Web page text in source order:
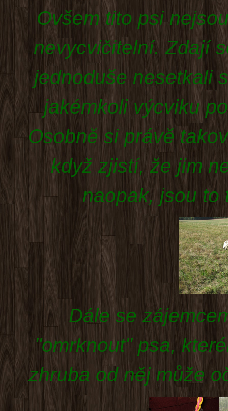
Ovšem tito psi
nevycvičitelní. Zdají
jednoduše nesetkali
jakémkoli výcviku
Osobně si právě
když zjistí, že jim
naopak, jsou to
Dále se
"omrknout" psa,
zhruba od něj může